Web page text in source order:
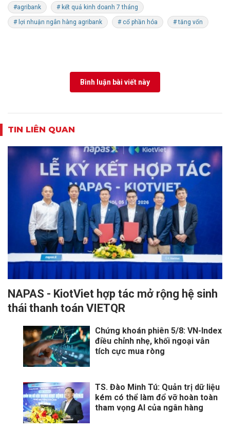
#agribank # kết quả kinh doanh 7 tháng
# lợi nhuận ngân hàng agribank # cổ phần hóa # tăng vốn
Bình luận bài viết này
TIN LIÊN QUAN
NAPAS - KiotViet hợp tác mở rộng hệ sinh
thái thanh toán VIETQR
Chứng khoán phiên 5/8: VN-Index
điều chỉnh nhẹ, khối ngoại vẫn
tích cực mua ròng
TS. Đào Minh Tú: Quản trị dữ liệu
kém có thể làm đổ vỡ hoàn toàn
tham vọng AI của ngân hàng